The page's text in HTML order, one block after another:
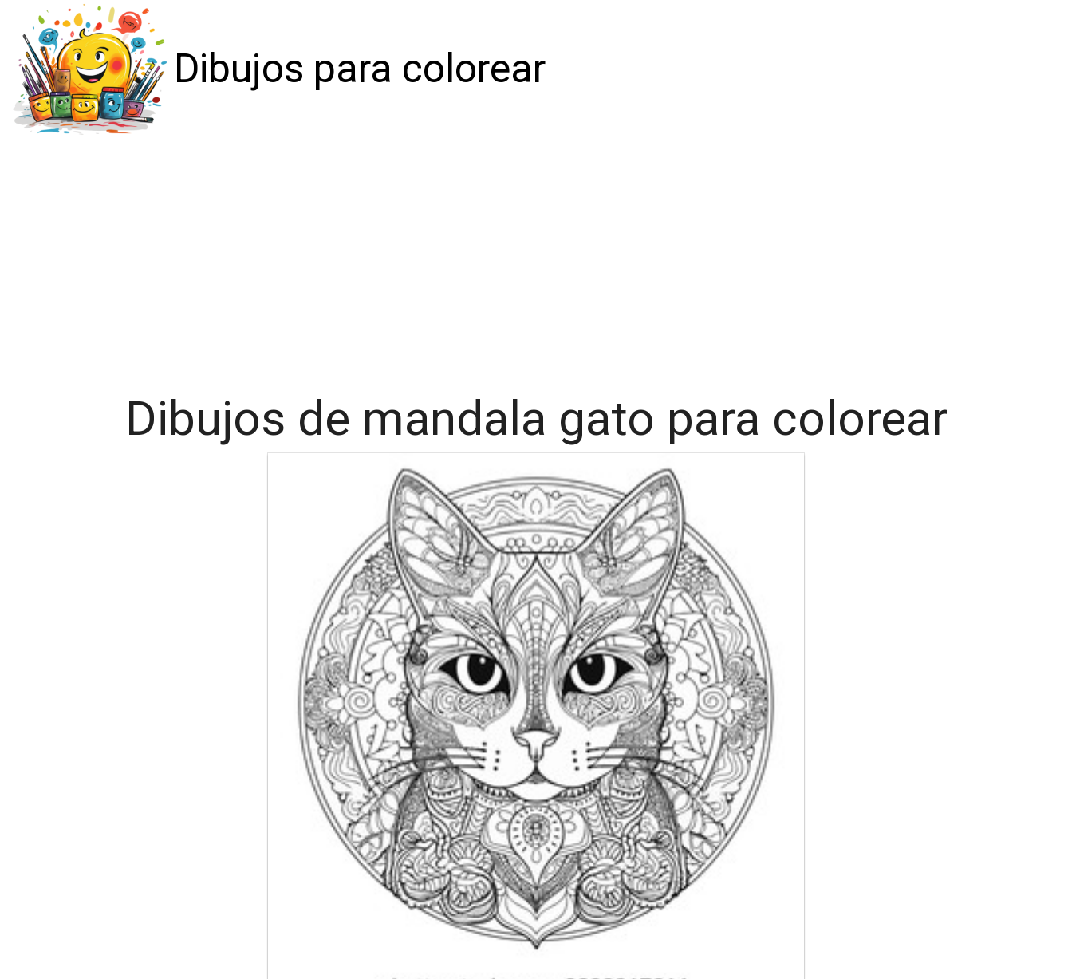
Dibujos para colorear
Dibujos de mandala gato para colorear